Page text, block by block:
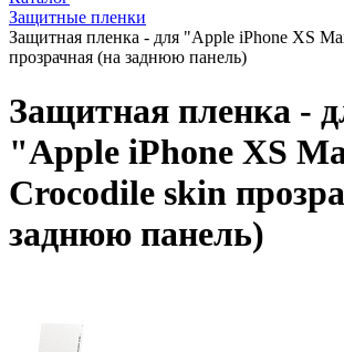
Защитные пленки
Защитная пленка - для "Apple iPhone XS
прозрачная (на заднюю панель)
Защитная пленка -
"Apple iPhone XS
Crocodile skin
заднюю панель)